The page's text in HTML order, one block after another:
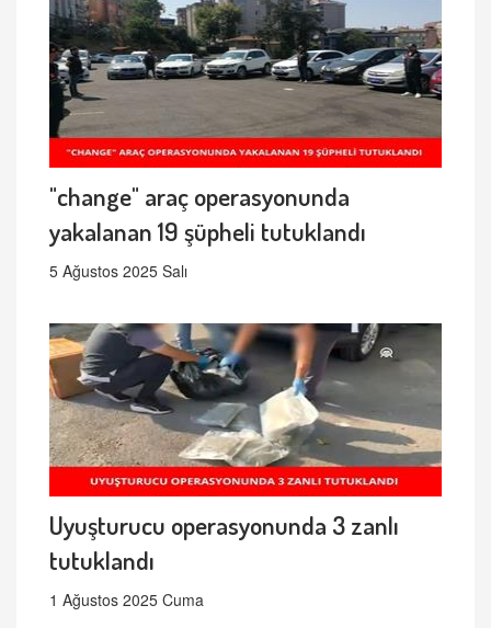
"change" araç operasyonunda
yakalanan 19 şüpheli tutuklandı
5 Ağustos 2025 Salı
Uyuşturucu operasyonunda 3 zanlı
tutuklandı
1 Ağustos 2025 Cuma